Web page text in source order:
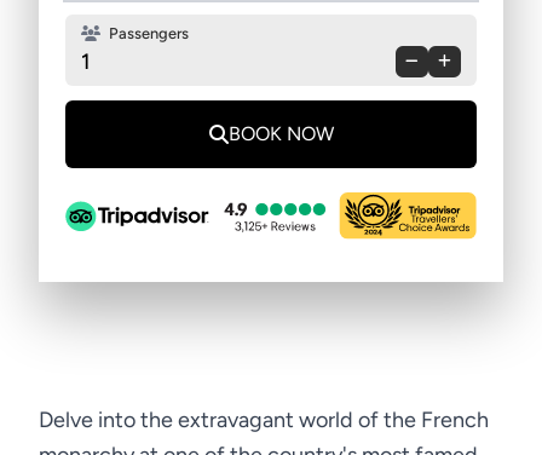
Passengers
1
BOOK NOW
Delve into the extravagant world of the French